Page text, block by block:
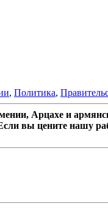
, Политика,
Арцахе и
вы цените нашу